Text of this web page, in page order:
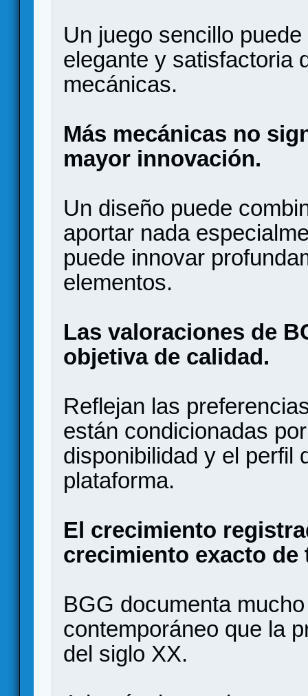
Un juego sencillo
elegante y satisfactoria
mecánicas.
Más mecánicas no
mayor innovación.
Un diseño puede
aportar nada
puede innovar
elementos.
Las valoraciones de
objetiva de calidad.
Reflejan las
están condicionadas
disponibilidad y el perfil
plataforma.
El crecimiento
crecimiento exacto
BGG documenta
contemporáneo que la
del siglo XX.